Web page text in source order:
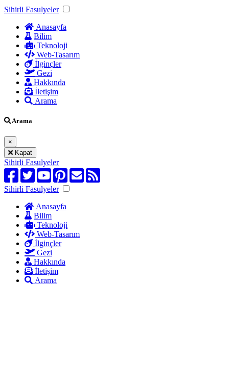
Sihirli Fasulyeler
Anasayfa
Bilim
Teknoloji
Web-Tasarım
İlginçler
Gezi
Hakkında
İletişim
Arama
Arama
×
Kapat
Sihirli Fasulyeler
Sihirli Fasulyeler
Anasayfa
Bilim
Teknoloji
Web-Tasarım
İlginçler
Gezi
Hakkında
İletişim
Arama